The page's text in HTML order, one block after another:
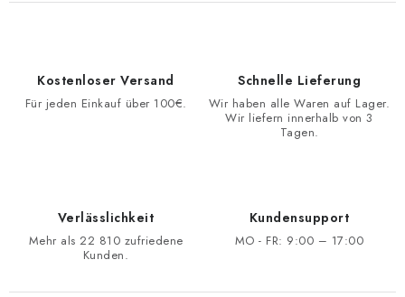
Kostenloser Versand
Für jeden Einkauf über 100€.
Schnelle Lieferung
Wir haben alle Waren auf Lager.
Wir liefern innerhalb von 3
Tagen.
Verlässlichkeit
Mehr als 22 810 zufriedene
Kunden.
Kundensupport
MO - FR: 9:00 – 17:00